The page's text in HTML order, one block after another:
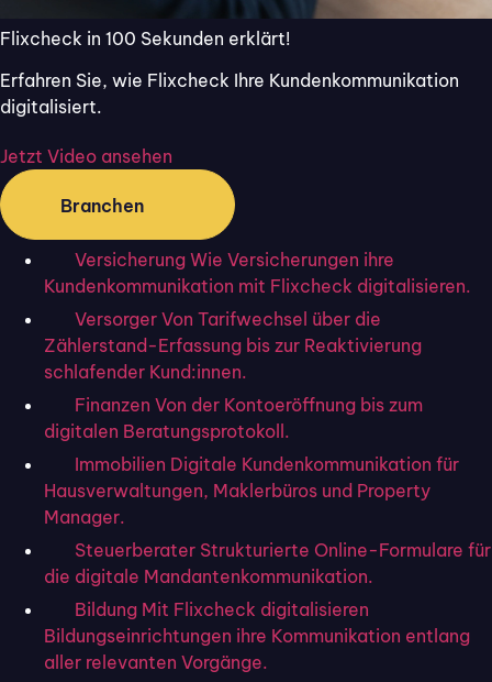
Flixcheck in 100 Sekunden erklärt!
Erfahren Sie, wie Flixcheck Ihre Kundenkommunikation
digitalisiert.
Jetzt Video ansehen
Branchen
Versicherung Wie Versicherungen ihre
Kundenkommunikation mit Flixcheck digitalisieren.
Versorger Von Tarifwechsel über die
Zählerstand-Erfassung bis zur Reaktivierung
schlafender Kund:innen.
Finanzen Von der Kontoeröffnung bis zum
digitalen Beratungsprotokoll.
Immobilien Digitale Kundenkommunikation für
Hausverwaltungen, Maklerbüros und Property
Manager.
Steuerberater Strukturierte Online-Formulare für
die digitale Mandantenkommunikation.
Bildung Mit Flixcheck digitalisieren
Bildungseinrichtungen ihre Kommunikation entlang
aller relevanten Vorgänge.
Durch die hohe Konkurrenz und schwierige
Marktbedingungen ist es entscheidend, dass Ihr
Unternehmen wirksame und kundenfreundliche
Lösungen implementiert. Digitale Unterschriften
auf Tablets bieten eine solche Lösung, indem sie
den Prozess der Dokumentenunterzeichnung
vereinfachen und beschleunigen. In diesem Artikel
finden Sie wertvolle Tipps und Best Practices, um
die Nutzung digitaler Unterschriften in Ihrem
Unternehmen zu optimieren.
Um auch in Ihrem Unternehmen greifbare
Verbesserungen zu sehen, gibt es digitale
Assistenten, die Arbeitsprozesse und analoge
Workflows digitalisieren und Ihr Unternehmen
zukunftssicher gestalten. Mit Flixcheck können
einige dieser Anpassungen gelingen. Testen Sie
Flixcheck, den digitalen Allrounder für
Kundenkommunikation,30 Tage lang kostenlos!